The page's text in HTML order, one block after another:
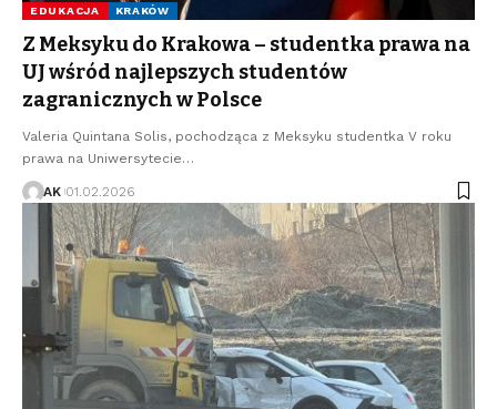
EDUKACJA KRAKÓW
Z Meksyku do Krakowa – studentka prawa na
UJ wśród najlepszych studentów
zagranicznych w Polsce
Valeria Quintana Solis, pochodząca z Meksyku studentka V roku
prawa na Uniwersytecie…
AK 01.02.2026